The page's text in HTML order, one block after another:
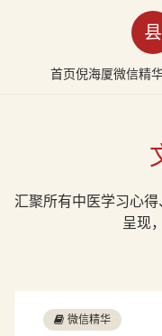
县
首页倪海厦微信精
汇聚所有中医学习心
呈现
微信精华